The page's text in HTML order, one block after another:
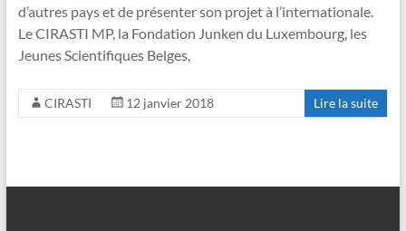
d’autres pays et de présenter son projet à l’internationale.
Le CIRASTI MP, la Fondation Junken du Luxembourg, les
Jeunes Scientifiques Belges,
CIRASTI 12 janvier 2018 Lire la suite